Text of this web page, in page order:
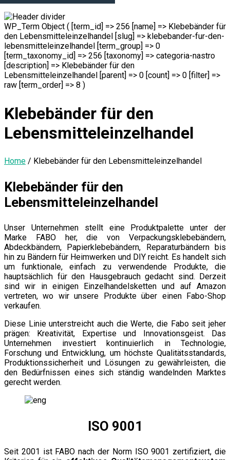
WP_Term Object ( [term_id] => 256 [name] => Klebebänder für
den Lebensmitteleinzelhandel [slug] => klebebander-fur-den-
lebensmitteleinzelhandel [term_group] => 0
[term_taxonomy_id] => 256 [taxonomy] => categoria-nastro
[description] => Klebebänder für den
Lebensmitteleinzelhandel [parent] => 0 [count] => 0 [filter] =>
raw [term_order] => 8 )
Klebebänder für den
Lebensmitteleinzelhandel
Home / Klebebänder für den Lebensmitteleinzelhandel
Klebebänder für den
Lebensmitteleinzelhandel
Unser Unternehmen stellt eine Produktpalette unter der
Marke FABO her, die von Verpackungsklebebändern,
Abdeckbändern, Papierklebebändern, Reparaturbändern bis
hin zu Bändern für Heimwerken und DIY reicht. Es handelt sich
um funktionale, einfach zu verwendende Produkte, die
hauptsächlich für den Hausgebrauch gedacht sind. Derzeit
sind wir in einigen Einzelhandelsketten und auf Amazon
vertreten, wo wir unsere Produkte über einen Fabo-Shop
verkaufen.
Diese Linie unterstreicht auch die Werte, die Fabo seit jeher
prägen: Kreativität, Expertise und Innovationsgeist. Das
Unternehmen investiert kontinuierlich in Technologie,
Forschung und Entwicklung, um höchste Qualitätsstandards,
Produktionssicherheit und Lösungen zu gewährleisten, die
den Bedürfnissen eines sich ständig wandelnden Marktes
gerecht werden.
ISO 9001
Seit 2001 ist FABO nach der Norm ISO 9001 zertifiziert, die